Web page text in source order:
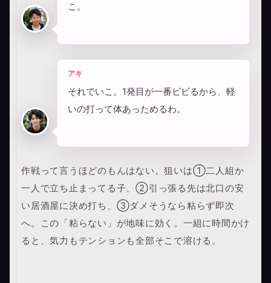
こ。
アキ
それでいこ。1発目が一番ビビるから、軽
いの打って体あっためるわ。
作戦って言うほどのもんはない。狙いは①二人組か
一人で立ち止まってる子、②引っ張る先は北口の安
い居酒屋に決め打ち、③ダメそうなら粘らず即次
へ。この「粘らない」が地味に効く。一組に時間かけ
ると、気力もテンションも全部そこで溶ける。